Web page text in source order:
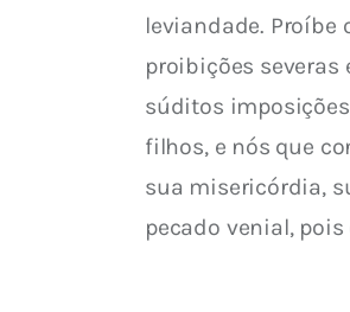
leviandade.
proibições
súditos
filhos, e nós que
sua misericórdia,
pecado venial,